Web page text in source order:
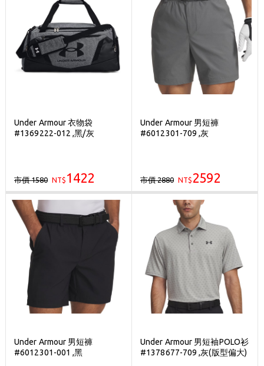
Under Armour 衣物袋
#1369222-012 ,黑/灰
市價 1580 NT$ 1422
Under Armour 男短褲
#6012301-709 ,灰
市價 2880 NT$ 2592
Under Armour 男短褲
#6012301-001 ,黑
Under Armour 男短袖POLO衫
#1378677-709 ,灰(版型偏大)